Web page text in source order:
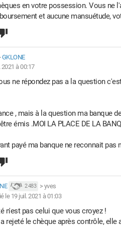
en votre possession. Vous ne
et aucune mansuétude,
GKLONE
2021 à 00:17
ne répondez pas a la question
, mais à la question ma banque
émis .MOI LA PLACE DE LA
payé ma banque ne reconnait
2 483 > yves
le 19 juil. 2021 à 01:03
n'est pas celui que vous croyez !
rejeté le chèque après contrôle,